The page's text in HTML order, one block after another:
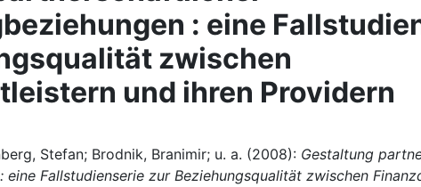
: eine
zwischen
und ihren Providern
Stefan; Brodnik, Branimir; u. a. (2008): Gestaltung
eine Fallstudienserie zur Beziehungsqualität zwischen